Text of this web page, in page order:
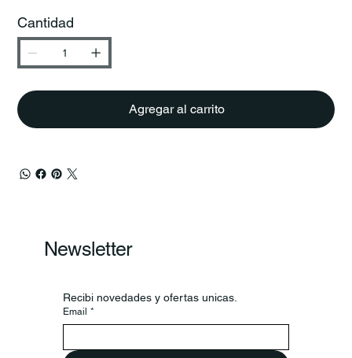
Cantidad
Agregar al carrito
Newsletter
Recibi novedades y ofertas unicas.
Email *